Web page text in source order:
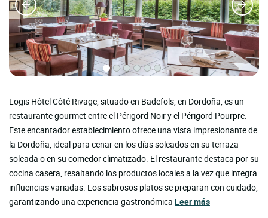
Logis Hôtel Côté Rivage, situado en Badefols, en Dordoña, es un
restaurante gourmet entre el Périgord Noir y el Périgord Pourpre.
Este encantador establecimiento ofrece una vista impresionante de
la Dordoña, ideal para cenar en los días soleados en su terraza
soleada o en su comedor climatizado. El restaurante destaca por su
cocina casera, resaltando los productos locales a la vez que integra
influencias variadas. Los sabrosos platos se preparan con cuidado,
garantizando una experiencia gastronómica Leer más